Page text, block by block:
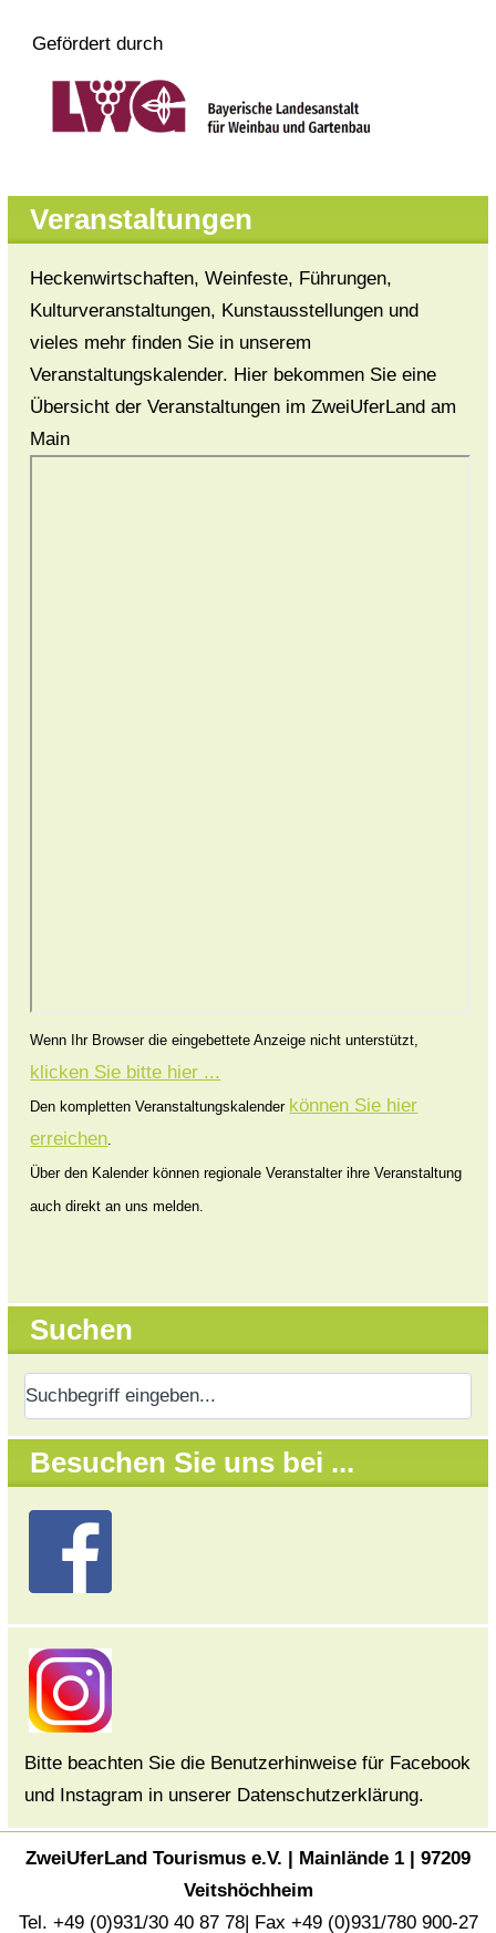
Gefördert durch
Veranstaltungen
Heckenwirtschaften, Weinfeste, Führungen,
Kulturveranstaltungen, Kunstausstellungen und
vieles mehr finden Sie in unserem
Veranstaltungskalender. Hier bekommen Sie eine
Übersicht der Veranstaltungen im ZweiUferLand am
Main
Wenn Ihr Browser die eingebettete Anzeige nicht unterstützt,
klicken Sie bitte hier ...
Den kompletten Veranstaltungskalender können Sie hier
erreichen.
Über den Kalender können regionale Veranstalter ihre Veranstaltung
auch direkt an uns melden.
Suchen
Besuchen Sie uns bei ...
Bitte beachten Sie die Benutzerhinweise für Facebook
und Instagram in unserer Datenschutzerklärung.
ZweiUferLand Tourismus e.V. | Mainlände 1 | 97209
Veitshöchheim
Tel. +49 (0)931/30 40 87 78| Fax +49 (0)931/780 900-27